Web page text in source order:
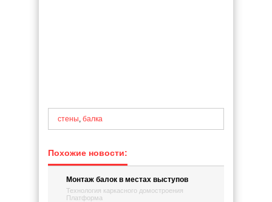
стены, балка
Похожие новости:
Монтаж балок в местах выступов
Технология каркасного домостроения
Платформа